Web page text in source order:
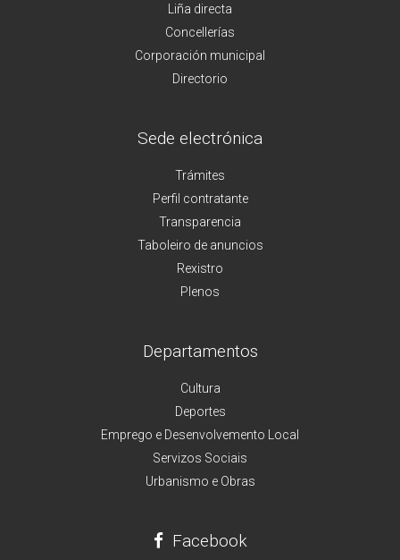
Liña directa
Concellerías
Corporación municipal
Directorio
Sede electrónica
Trámites
Perfil contratante
Transparencia
Taboleiro de anuncios
Rexistro
Plenos
Departamentos
Cultura
Deportes
Emprego e Desenvolvemento Local
Servizos Sociais
Urbanismo e Obras
Facebook